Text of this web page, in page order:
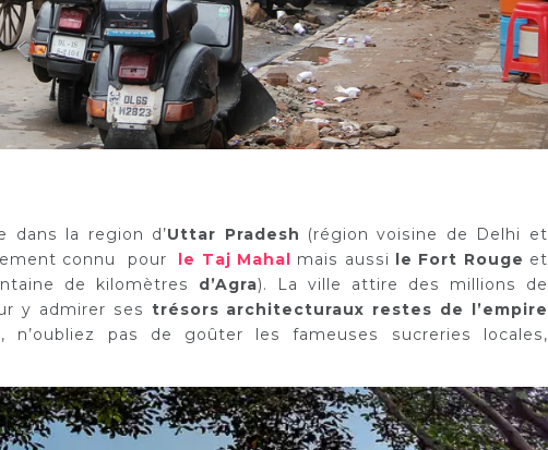
dans la region d’Uttar Pradesh (région voisine de Delhi et
connu pour le Taj Mahal mais aussi le Fort Rouge et
de kilomètres d’Agra). La ville attire des millions de
y admirer ses trésors architecturaux restes de l’empire
pas de goûter les fameuses sucreries locales,